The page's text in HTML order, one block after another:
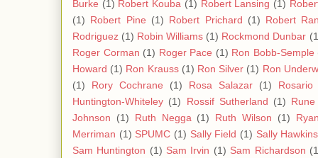
Burke (1) Robert Kouba (1) Robert Lansing (1)
(1) Robert Pine (1) Robert Prichard (1) Robert
Rodriguez (1) Robin Williams (1) Rockmond Dunbar
Roger Corman (1) Roger Pace (1) Ron Bobb-Semple
Howard (1) Ron Krauss (1) Ron Silver (1) Ron
(1)
Rory Cochrane (1) Rosa Salazar (1)
Rosario
Huntington-Whiteley (1) Rossif Sutherland (1)
Johnson
(1) Ruth Negga (1) Ruth Wilson (1)
Merriman (1) SPUMC (1) Sally Field (1) Sally Hawkins
Sam Huntington (1) Sam Irvin (1) Sam Richardson